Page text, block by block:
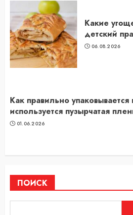
Какие
детский
06.08.2026
Как правильно упаковывается
используется пузырчатая
01.06.2026
ПОИСК